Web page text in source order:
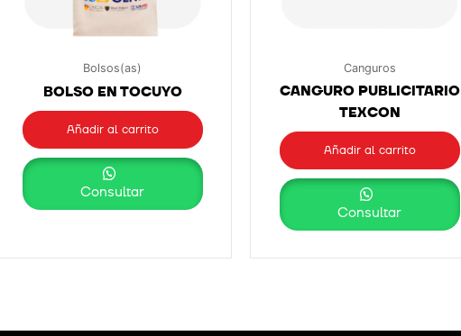
Bolsos(as)
BOLSO EN TOCUYO
Añadir al carrito
Consultar
Canguros
CANGURO PUBLICITARIO
TEXCON
Añadir al carrito
Consultar